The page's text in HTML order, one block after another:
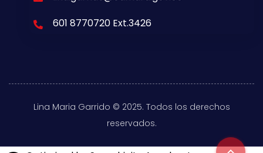
601 8770720 Ext.3426
Lina Maria Garrido © 2025. Todos los derechos
reservados.